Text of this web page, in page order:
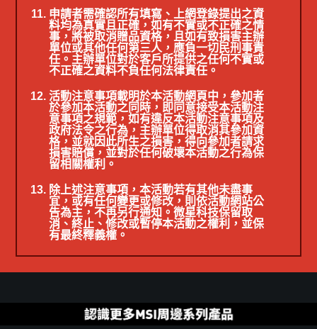
申請者需確認所有填寫、上網登錄提出之資
料均為真實且正確，如有不實或不正確之情
事，將被取消贈品資格，且如有致損害主辦
單位或其他任何第三人，應負一切民刑事責
任。主辦單位對於客戶所提供之任何不實或
不正確之資料不負任何法律責任。
活動注意事項載明於本活動網頁中，參加者
於參加本活動之同時，即同意接受本活動注
意事項之規範，如有違反本活動注意事項及
政府法令之行為，主辦單位得取消其參加資
格，並就因此所生之損害，得向參加者請求
損害賠償，並對於任何破壞本活動之行為保
留相關權利。
除上述注意事項，本活動若有其他未盡事
宜，或有任何變更或修改，則依活動網站公
告為主，不再另行通知。微星科技保留取
消、終止、修改或暫停本活動之權利，並保
有最終釋義權。